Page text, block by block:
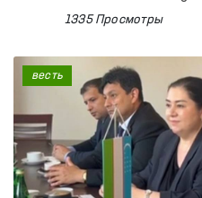
Республике
осуществляющими
Польше.
1335 Просмотры
весть